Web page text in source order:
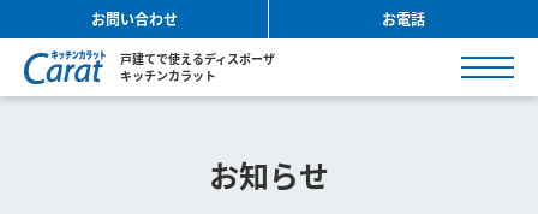
お問い合わせ お電話
戸建てで使えるディスポーザ
キッチンカラット
お知らせ